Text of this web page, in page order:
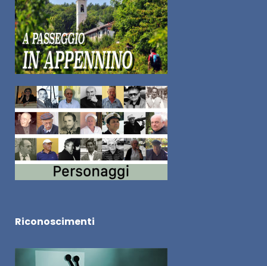
Riconoscimenti